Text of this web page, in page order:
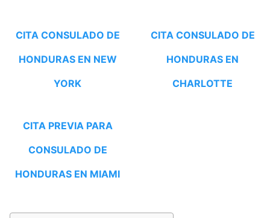
CITA CONSULADO DE
HONDURAS EN NEW
YORK
CITA CONSULADO DE
HONDURAS EN
CHARLOTTE
CITA PREVIA PARA
CONSULADO DE
HONDURAS EN MIAMI